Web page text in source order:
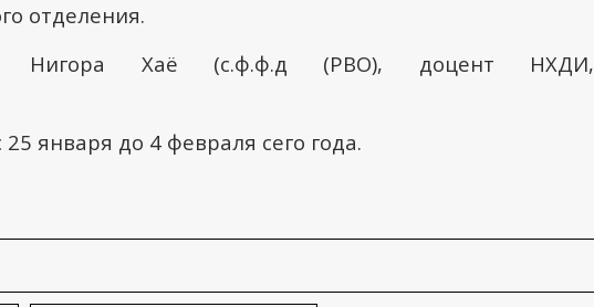
отделения.
Нигора Хаё (с.ф.ф.д (РВО), доцент НХДИ,
января до 4 февраля сего года.